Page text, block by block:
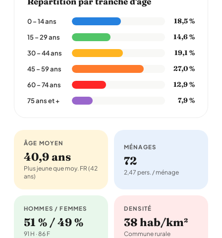
0 – 14 ans 18,5 %
15 – 29 ans 14,6 %
30 – 44 ans 19,1 %
45 – 59 ans 27,0 %
60 – 74 ans 12,9 %
75 ans et + 7,9 %
ÂGE MOYEN
40,9 ans
Plus jeune que moy. FR (42
ans)
MÉNAGES
72
2,47 pers. / ménage
HOMMES / FEMMES
51 % / 49 %
91 H · 86 F
DENSITÉ
38 hab/km²
Commune rurale